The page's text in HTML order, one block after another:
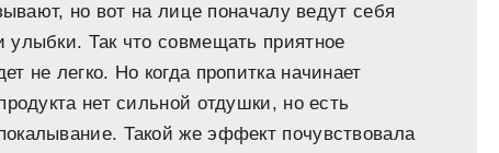
но вот на лице поначалу ведут себя
Так что совмещать приятное
не легко. Но когда пропитка начинает
нет сильной отдушки, но есть
Такой же эффект почувствовала